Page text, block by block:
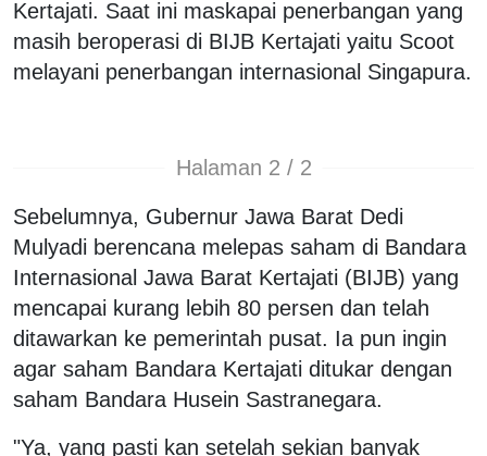
Kertajati. Saat ini maskapai penerbangan yang
masih beroperasi di BIJB Kertajati yaitu Scoot
melayani penerbangan internasional Singapura.
Halaman 2 / 2
Sebelumnya, Gubernur Jawa Barat Dedi
Mulyadi berencana melepas saham di Bandara
Internasional Jawa Barat Kertajati (BIJB) yang
mencapai kurang lebih 80 persen dan telah
ditawarkan ke pemerintah pusat. Ia pun ingin
agar saham Bandara Kertajati ditukar dengan
saham Bandara Husein Sastranegara.
"Ya, yang pasti kan setelah sekian banyak